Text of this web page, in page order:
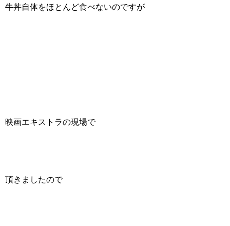
牛丼自体をほとんど食べないのですが
映画エキストラの現場で
頂きましたので